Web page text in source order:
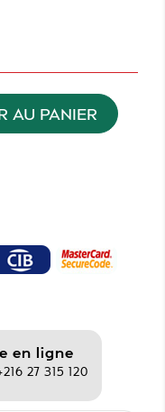
AU PANIER
en ligne
27 315 120